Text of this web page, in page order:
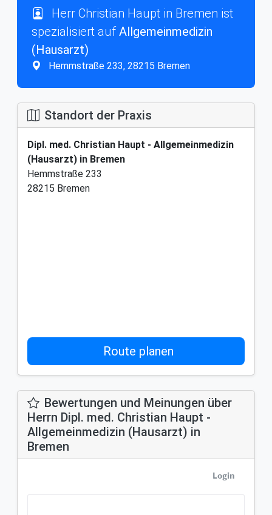
Herr Christian Haupt in Bremen ist
spezialisiert aufAllgemeinmedizin
(Hausarzt)
Hemmstraße 233, 28215 Bremen
Standort der Praxis
Dipl. med. Christian Haupt - Allgemeinmedizin
(Hausarzt) in Bremen
Hemmstraße 233
28215 Bremen
Route planen
Bewertungen und Meinungen über
Herrn Dipl. med. Christian Haupt -
Allgemeinmedizin (Hausarzt) in
Bremen
Login